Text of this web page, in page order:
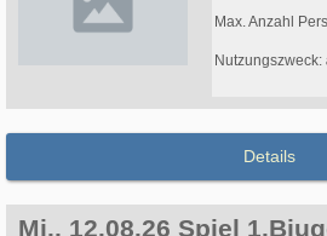
Max. Anzahl
Nutzungszweck:
Details
Mi., 12.08.26 Spiel